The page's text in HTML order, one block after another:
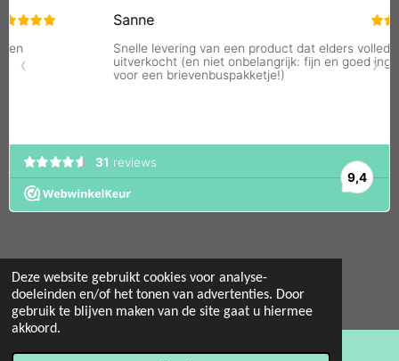
Deze website gebruikt cookies voor analyse-
doeleinden en/of het tonen van advertenties. Door
gebruik te blijven maken van de site gaat u hiermee
akkoord.
© 2022 - 2026 Mint 11 giftstore
Powered byJouwWeb